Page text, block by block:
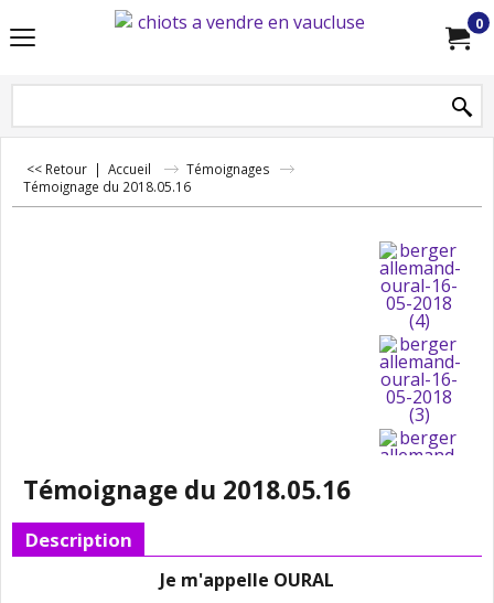
0
<< Retour | Accueil
Témoignages
Témoignage du 2018.05.16
Témoignage du 2018.05.16
Description
Je m'appelle OURAL